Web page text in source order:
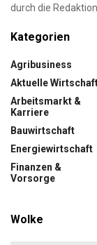
durch die
Kategorien
Agribusiness
Aktuelle
Arbeitsmarkt &
Karriere
Bauwirtschaft
Energiewirtschaft
Finanzen &
Vorsorge
Wolke